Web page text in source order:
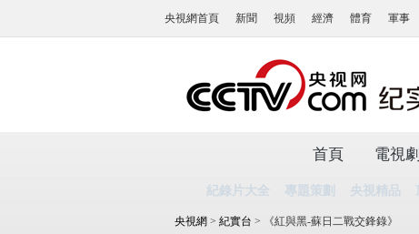
央視網首頁 新聞 視頻 經濟 體育 軍事
首頁 電視劇
紀錄片大全 專題策劃 央視精品
央視網 > 紀實台 > 《紅與黑-蘇日二戰交鋒錄》